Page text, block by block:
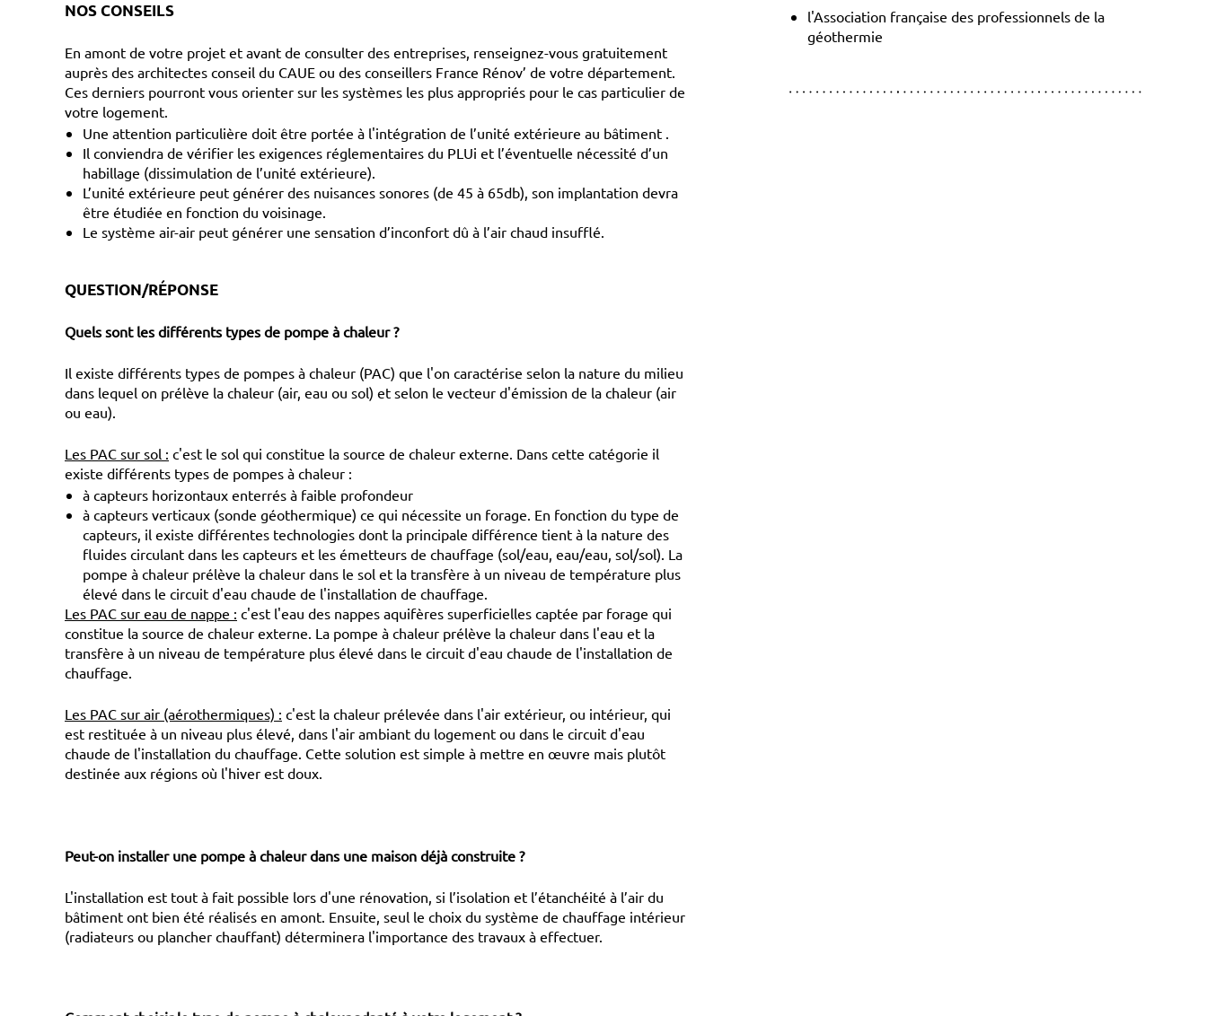
NOS CONSEILS
En amont de votre projet et avant de consulter des entreprises, renseignez-vous gratuitement
auprès des architectes conseil du CAUE ou des conseillers France Rénov’ de votre département.
Ces derniers pourront vous orienter sur les systèmes les plus appropriés pour le cas particulier de
votre logement.
Une attention particulière doit être portée à l'intégration de l’unité extérieure au bâtiment .
Il conviendra de vérifier les exigences réglementaires du PLUi et l’éventuelle nécessité d’un
habillage (dissimulation de l’unité extérieure).
L’unité extérieure peut générer des nuisances sonores (de 45 à 65db), son implantation devra
être étudiée en fonction du voisinage.
Le système air-air peut générer une sensation d’inconfort dû à l’air chaud insufflé.
QUESTION/RÉPONSE
Quels sont les différents types de pompe à chaleur ?
Il existe différents types de pompes à chaleur (PAC) que l'on caractérise selon la nature du milieu
dans lequel on prélève la chaleur (air, eau ou sol) et selon le vecteur d'émission de la chaleur (air
ou eau).
Les PAC sur sol : c'est le sol qui constitue la source de chaleur externe. Dans cette catégorie il
existe différents types de pompes à chaleur :
à capteurs horizontaux enterrés à faible profondeur
à capteurs verticaux (sonde géothermique) ce qui nécessite un forage. En fonction du type de
capteurs, il existe différentes technologies dont la principale différence tient à la nature des
fluides circulant dans les capteurs et les émetteurs de chauffage (sol/eau, eau/eau, sol/sol). La
pompe à chaleur prélève la chaleur dans le sol et la transfère à un niveau de température plus
élevé dans le circuit d'eau chaude de l'installation de chauffage.
Les PAC sur eau de nappe : c'est l'eau des nappes aquifères superficielles captée par forage qui
constitue la source de chaleur externe. La pompe à chaleur prélève la chaleur dans l'eau et la
transfère à un niveau de température plus élevé dans le circuit d'eau chaude de l'installation de
chauffage.
Les PAC sur air (aérothermiques) : c'est la chaleur prélevée dans l'air extérieur, ou intérieur, qui
est restituée à un niveau plus élevé, dans l'air ambiant du logement ou dans le circuit d'eau
chaude de l'installation du chauffage. Cette solution est simple à mettre en œuvre mais plutôt
destinée aux régions où l'hiver est doux.
Peut-on installer une pompe à chaleur dans une maison déjà construite ?
L'installation est tout à fait possible lors d'une rénovation, si l’isolation et l’étanchéité à l’air du
bâtiment ont bien été réalisés en amont. Ensuite, seul le choix du système de chauffage intérieur
(radiateurs ou plancher chauffant) déterminera l'importance des travaux à effectuer.
l'Association française des professionnels de la
géothermie